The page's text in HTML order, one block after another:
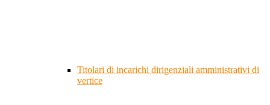
Titolari di incarichi dirigenziali amministrativi di
vertice